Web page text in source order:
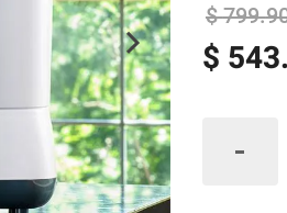
$ 799.
$ 543.